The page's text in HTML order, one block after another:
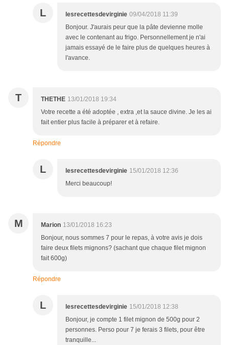
L lesrecettesdevirginie 09/04/2018 11:39
Bonjour. J'aurais peur que la pâte devienne molle
avec le contenant au frigo. Personnellement je n'ai
jamais essayé de le faire plus de quelques heures à
l'avance.
T THETHE 13/01/2018 19:34
Votre recette a été adoptée , extra ,et la sauce divine. Je les ai
fait entier plus facile à préparer et à refaire.
Répondre
L lesrecettesdevirginie 15/01/2018 12:36
Merci beaucoup!
M Marion 13/01/2018 16:23
Bonjour, nous sommes 7 pour le repas, à votre avis je dois
faire deux filets mignons? (sachant que chaque filet mignon
fait 600g)
Répondre
L lesrecettesdevirginie 15/01/2018 12:38
Bonjour, je compte 1 filet mignon de 500g pour 2
personnes. Perso pour 7 je ferais 3 filets, pour être
tranquille...